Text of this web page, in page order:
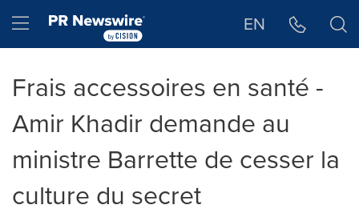
Hamburger menu EN
Frais accessoires en santé -
Amir Khadir demande au
ministre Barrette de cesser la
culture du secret